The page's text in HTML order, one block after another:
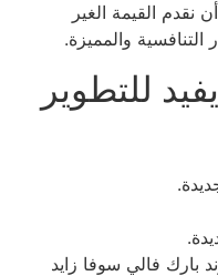
نقدم القيمة الغير
والمميزة.
للتطوير
بارك فالي سوفا زايد